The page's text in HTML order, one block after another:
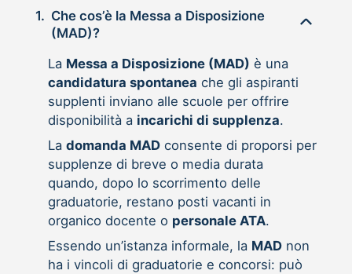
1. Che cos’è la Messa a Disposizione
(MAD)?
La Messa a Disposizione (MAD) è una
candidatura spontanea che gli aspiranti
supplenti inviano alle scuole per offrire
disponibilità a incarichi di supplenza.
La domanda MADconsente di proporsi per
supplenze di breve o media durata
quando, dopo lo scorrimento delle
graduatorie, restano posti vacanti in
organico docente o personale ATA.
Essendo un’istanza informale, la MADnon
ha i vincoli di graduatorie e concorsi: può